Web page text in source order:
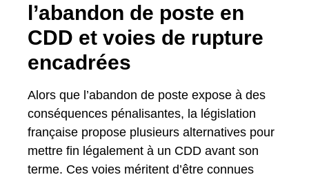
l’abandon de poste en
CDD et voies de rupture
encadrées
Alors que l’abandon de poste expose à des
conséquences pénalisantes, la législation
française propose plusieurs alternatives pour
mettre fin légalement à un CDD avant son
terme. Ces voies méritent d’être connues